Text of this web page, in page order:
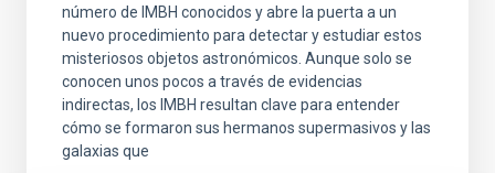
número de IMBH conocidos y abre la puerta a un
nuevo procedimiento para detectar y estudiar estos
misteriosos objetos astronómicos. Aunque solo se
conocen unos pocos a través de evidencias
indirectas, los IMBH resultan clave para entender
cómo se formaron sus hermanos supermasivos y las
galaxias que